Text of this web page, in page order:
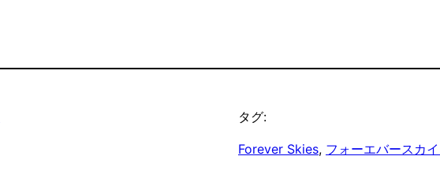
タグ:
Forever Skies, フォーエバースカ